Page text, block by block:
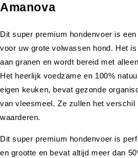
Amanova
Dit super premium hondenvoer is
voor uw grote volwassen hond. Het
aan granen en wordt bereid met
Het heerlijk voedzame en 100%
eigen keuken, bevat gezonde
van vleesmeel. Ze zullen het
waarderen.
Dit super premium hondenvoer is
en grootte en bevat altijd meer dan